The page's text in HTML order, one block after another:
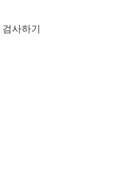
사하기